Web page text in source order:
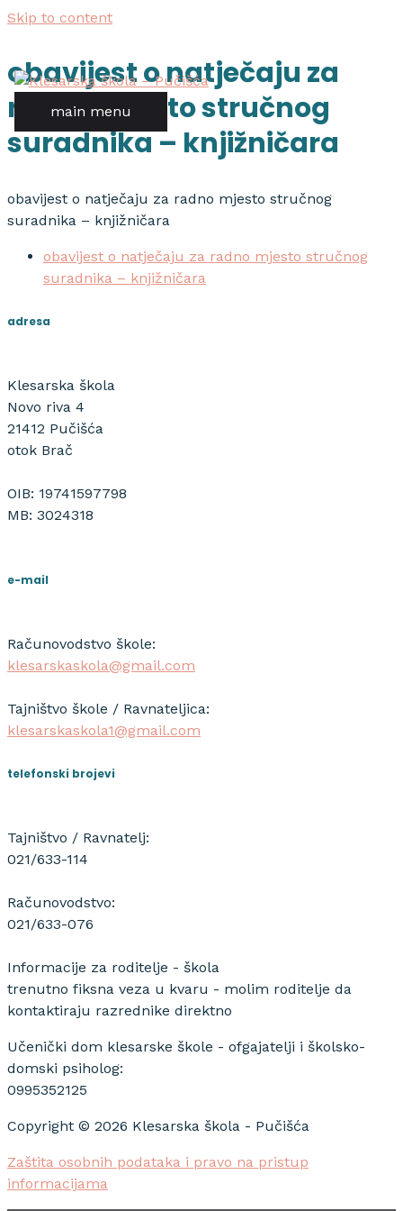
Skip to content
main menu
obavijest o natječaju za
radno mjesto stručnog
suradnika – knjižničara
obavijest o natječaju za radno mjesto stručnog
suradnika – knjižničara
obavijest o natječaju za radno mjesto stručnog
suradnika – knjižničara
adresa
Klesarska škola
Novo riva 4
21412 Pučišća
otok Brač
OIB: 19741597798
MB: 3024318
e-mail
Računovodstvo škole:
klesarskaskola@gmail.com
Tajništvo škole / Ravnateljica:
klesarskaskola1@gmail.com
telefonski brojevi
Tajništvo / Ravnatelj:
021/633-114
Računovodstvo:
021/633-076
Informacije za roditelje - škola
trenutno fiksna veza u kvaru - molim roditelje da
kontaktiraju razrednike direktno
Učenički dom klesarske škole - ofgajatelji i školsko-
domski psiholog:
0995352125
Copyright © 2026 Klesarska škola - Pučišća
Zaštita osobnih podataka i pravo na pristup
informacijama